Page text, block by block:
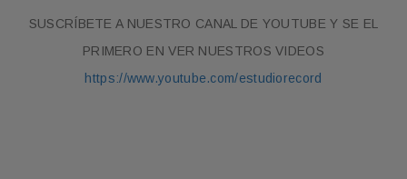
SUSCRÍBETE A NUESTRO CANAL DE YOUTUBE Y SE EL
PRIMERO EN VER NUESTROS VIDEOS
https://www.youtube.com/estudiorecord